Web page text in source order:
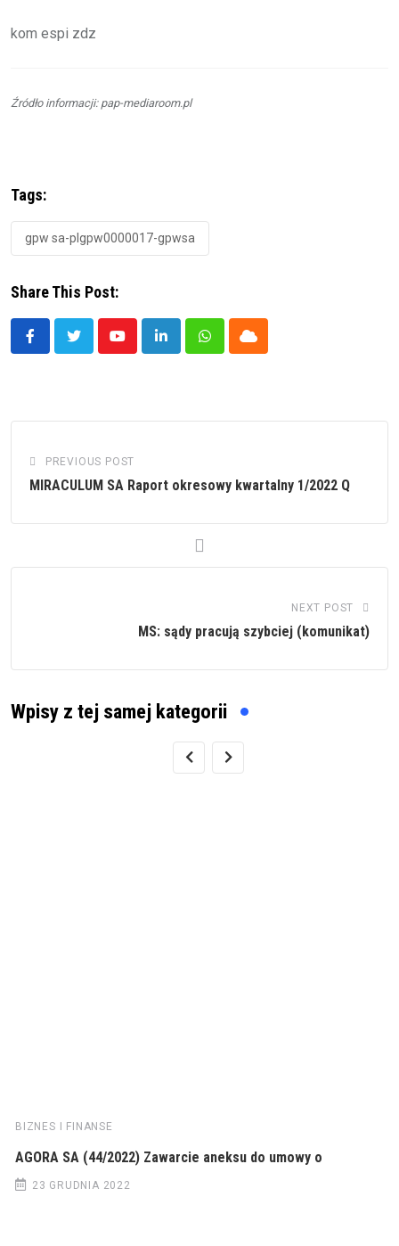
kom espi zdz
Źródło informacji: pap-mediaroom.pl
Tags:
gpw sa-plgpw0000017-gpwsa
Share This Post:
YoutubeLinkedInWhatsappCloud
PREVIOUS POST
MIRACULUM SA Raport okresowy kwartalny 1/2022 Q
NEXT POST
MS: sądy pracują szybciej (komunikat)
Wpisy z tej samej kategorii
BIZNES I FINANSE
AGORA SA (44/2022) Zawarcie aneksu do umowy o
23 GRUDNIA 2022